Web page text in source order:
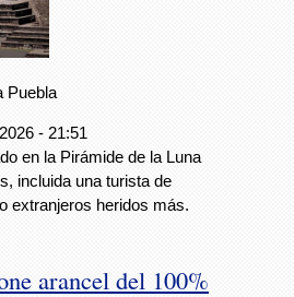
Puebla
- 21:51
en la Pirámide de la Luna
incluida una turista de
extranjeros heridos más.
arancel del 100%